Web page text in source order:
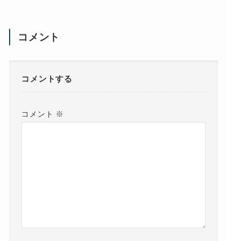
コメント
コメントする
コメント ※